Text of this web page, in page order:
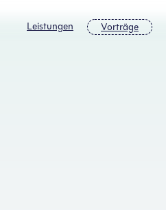
Leistungen Vorträge